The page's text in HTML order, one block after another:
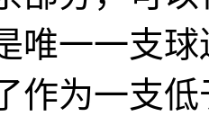
唯一一支
作为一支